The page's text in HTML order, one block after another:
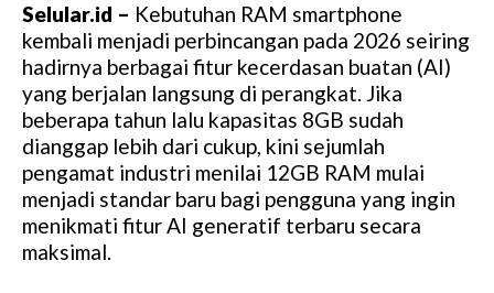
Selular.id – Kebutuhan RAM smartphone
kembali menjadi perbincangan pada 2026 seiring
hadirnya berbagai fitur kecerdasan buatan (AI)
yang berjalan langsung di perangkat. Jika
beberapa tahun lalu kapasitas 8GB sudah
dianggap lebih dari cukup, kini sejumlah
pengamat industri menilai 12GB RAM mulai
menjadi standar baru bagi pengguna yang ingin
menikmati fitur AI generatif terbaru secara
maksimal.